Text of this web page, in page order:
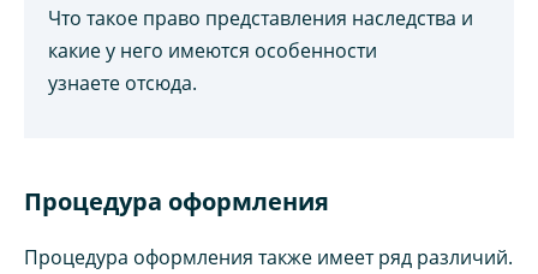
Что такое право представления наследства и
какие у него имеются особенности
узнаете отсюда.
Процедура оформления
Процедура оформления также имеет ряд различий.